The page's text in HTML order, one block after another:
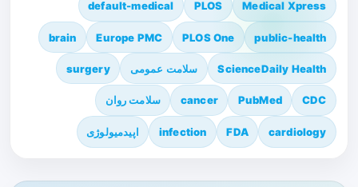
Medical Xpress
PLOS
default-medical
public-health
PLOS One
Europe PMC
brain
ScienceDaily Health سلامت عمومی surgery
CDC
PubMed
cancer سلامت روان
cardiology
FDA
infection اپیدمیولوژی